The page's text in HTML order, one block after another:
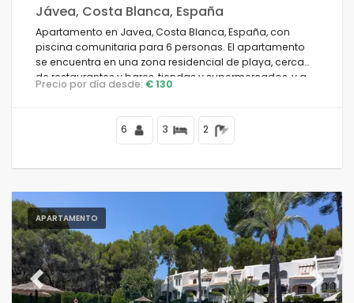
Jávea, Costa Blanca, España
Apartamento en Javea, Costa Blanca, España, con
piscina comunitaria para 6 personas. El apartamento
se encuentra en una zona residencial de playa, cerca
de restaurantes y bares, tiendas y supermercados, y a
100 m de la playa.
Precio por día desde: € 130
6 3 2
APARTAMENTO
Previous Next